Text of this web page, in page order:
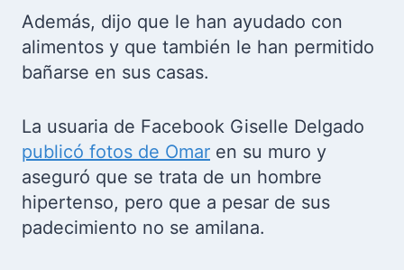
Además, dijo que le han ayudado con
alimentos y que también le han permitido
bañarse en sus casas.
La usuaria de Facebook Giselle Delgado
publicó fotos de Omar en su muro y
aseguró que se trata de un hombre
hipertenso, pero que a pesar de sus
padecimiento no se amilana.